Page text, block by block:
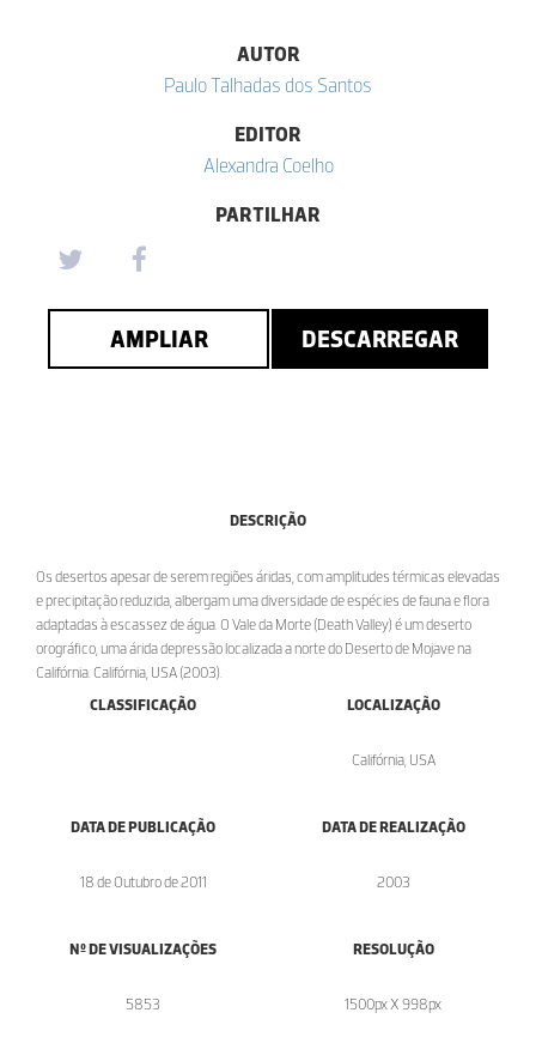
AUTOR
Paulo Talhadas dos Santos
EDITOR
Alexandra Coelho
PARTILHAR
AMPLIAR DESCARREGAR
DESCRIÇÃO
Os desertos apesar de serem regiões áridas, com amplitudes térmicas elevadas
e precipitação reduzida, albergam uma diversidade de espécies de fauna e flora
adaptadas à escassez de água. O Vale da Morte (Death Valley) é um deserto
orográfico, uma árida depressão localizada a norte do Deserto de Mojave na
Califórnia. Califórnia, USA (2003).
CLASSIFICAÇÃO
LOCALIZAÇÃO
Califórnia, USA
DATA DE PUBLICAÇÃO
18 de Outubro de 2011
DATA DE REALIZAÇÃO
2003
Nº DE VISUALIZAÇÕES
5853
RESOLUÇÃO
1500px X 998px